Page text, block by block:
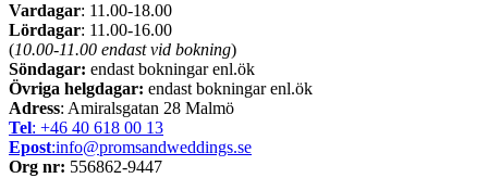
Vardagar: 11.00-18.00
Lördagar: 11.00-16.00
(10.00-11.00 endast vid bokning)
Söndagar: endast bokningar enl.ök
Övriga helgdagar: endast bokningar enl.ök
Adress: Amiralsgatan 28 Malmö
Tel: +46 40 618 ​00 13
Epost:info@promsandweddings.se
Org nr: 556862-9447